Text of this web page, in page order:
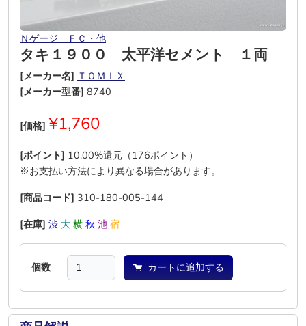
Ｎゲージ ＦＣ・他
タキ１９００ 太平洋セメント １両
[メーカー名] ＴＯＭＩＸ
[メーカー型番] 8740
[価格] ¥1,760
[ポイント] 10.00%還元（176ポイント）
※お支払い方法により異なる場合があります。
[商品コード] 310-180-005-144
[在庫] 渋 大 横 秋 池 宿
個数 カートに追加する